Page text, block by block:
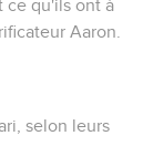
ce qu'ils ont à
Aaron.
selon leurs